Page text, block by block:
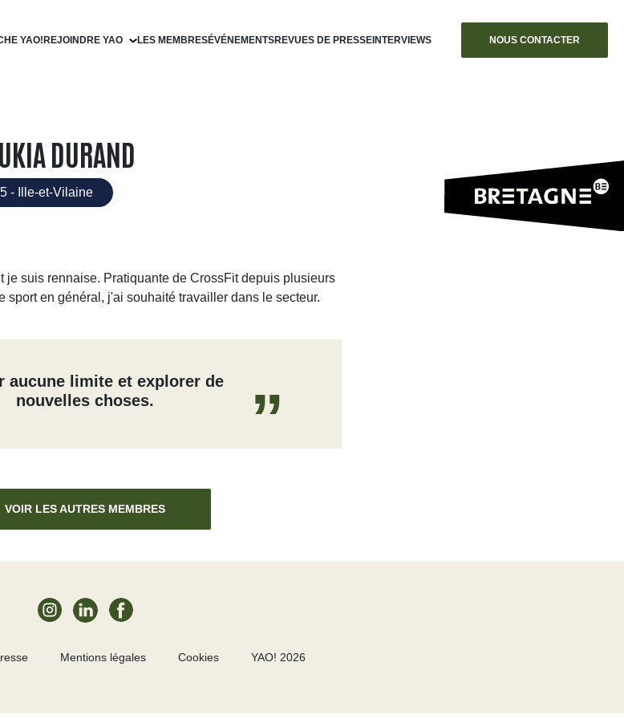
YAO! REJOINDRE YAO LES MEMBRESÉVÉNEMENTSREVUES DE PRESSE INTERVIEWS NOUS CONTACTER
DURAND
- Ille-et-Vilaine
je suis rennaise. Pratiquante de CrossFit depuis plusieurs
sport en général, j'ai souhaité travailler dans le secteur.
aucune limite et explorer de
nouvelles choses.
VOIR LES AUTRES MEMBRES
Mentions légales Cookies YAO! 2026